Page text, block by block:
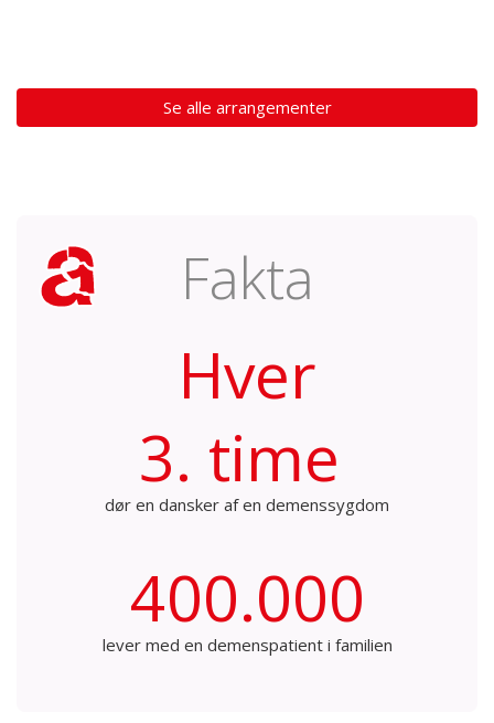
Se alle arrangementer
Fakta
Hver
3. time
dør en dansker af en demenssygdom
400.000
lever med en demenspatient i familien